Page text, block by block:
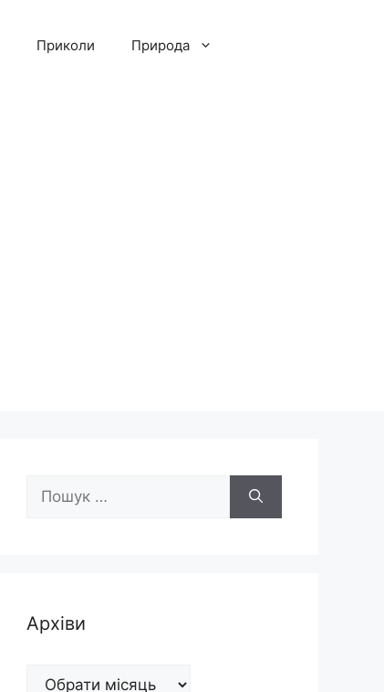
Приколи Природа
Пошук:
Архіви
Архіви